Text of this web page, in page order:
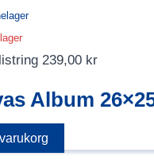
239,00 kr
Album